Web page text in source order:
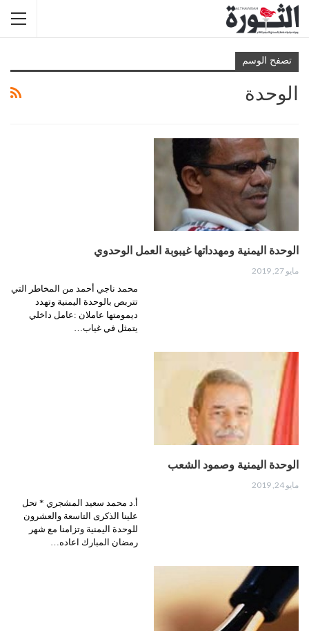
تصفح الوسم
الوحدة
الوحدة اليمنية ومهدداتها غيبوبة العمل الوحدوي
مايو 27, 2019
محمد ناجي أحمد من المخاطر التي
تتربص بالوحدة اليمنية وتهدد
ديمومتها عاملان :عامل داخلي
يتمثل في غياب…
الوحدة اليمنية وصمود الشعب
مايو 24, 2019
أ.د محمد سعيد المشجري * تحل
علينا الذكرى التاسعة والعشرون
للوحدة اليمنية وتزامنا مع شهر
رمضان المبارك اعاده…